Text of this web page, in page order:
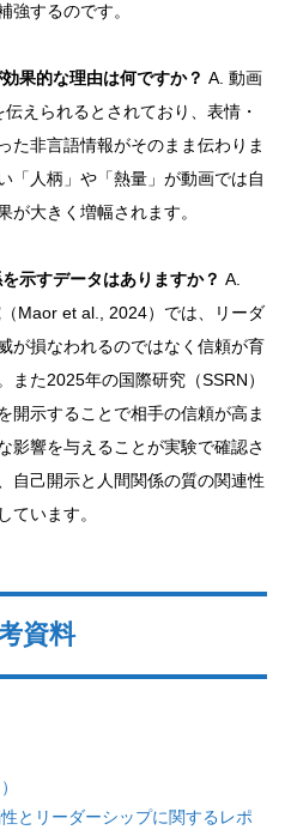
強するのです。
果的な理由は何ですか？ A. 動画
えられるとされており、表情・
た非言語情報がそのまま伝わりま
「人柄」や「熱量」が動画では自
が大きく増幅されます。
示すデータはありますか？ A.
Maor et al., 2024）では、リーダ
が損なわれるのではなく信頼が育
また2025年の国際研究（SSRN）
開示することで相手の信頼が高ま
影響を与えることが実験で確認さ
自己開示と人間関係の質の関連性
ています。
資料
とリーダーシップに関するレポ